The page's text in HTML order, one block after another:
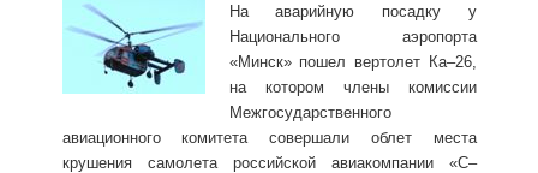
На аварийную посадку у
Национального аэропорта
«Минск» пошел вертолет Ка–26,
на котором члены комиссии
Межгосударственного
авиационного комитета совершали облет места
крушения самолета российской авиакомпании «С–